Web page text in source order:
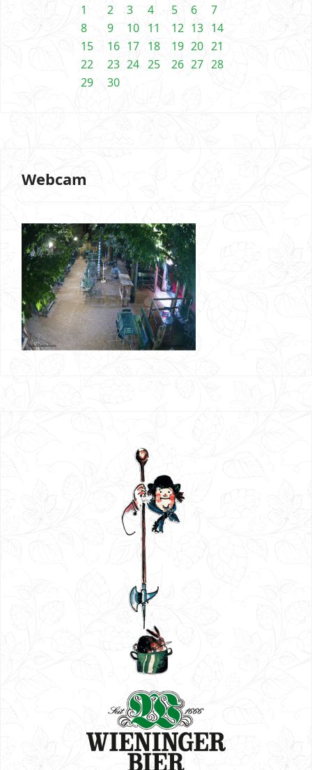
1
2 3 4 5 6
7
8
9 10 11 12 13 14
15
16 17 18 19 20 21
22
23 24 25 26 27 28
29
30
Webcam